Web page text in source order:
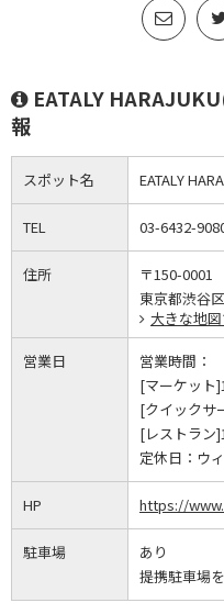
EATALY
報
スポット名 EATALY
TEL 03-6432-
住所
〒150-0001
東京都渋谷
大きな地
営業日
営業時間：
[マーケット
[クイックサ
[レストラン
定休日： ウ
HP https://
駐車場
あり
提携駐車場